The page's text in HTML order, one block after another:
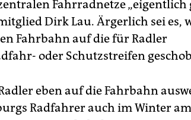
Fahrradnetze „eigentlich
Dirk Lau. Ärgerlich sei es,
Fahrbahn auf die für Radler
oder Schutzstreifen
eben auf die Fahrbahn
Radfahrer auch im Winter